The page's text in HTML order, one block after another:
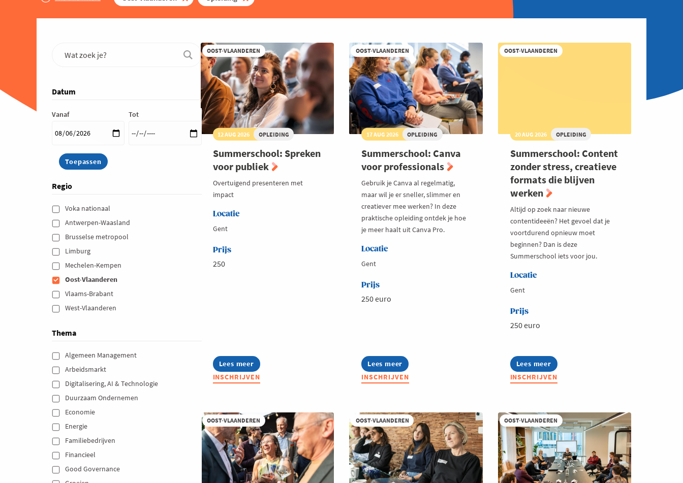
Datum
Vanaf Tot
Regio
Voka nationaal
Antwerpen-Waasland
Brusselse metropool
Limburg
Mechelen-Kempen
Oost-Vlaanderen
Vlaams-Brabant
West-Vlaanderen
Thema
Algemeen Management
Arbeidsmarkt
Digitalisering, AI & Technologie
Duurzaam Ondernemen
Economie
Energie
Familiebedrijven
Financieel
Good Governance
OOST-VLAANDEREN
12 AUG 2026 OPLEIDING
Summerschool: Spreken
voor publiek
Overtuigend presenteren met
impact
Locatie
Gent
Prijs
250
Lees meer
about
Summerschool:
Spreken
INSCHRIJVEN
OOST-VLAANDEREN
17 AUG 2026 OPLEIDING
Summerschool: Canva
voor professionals
Gebruik je Canva al regelmatig,
maar wil je er sneller, slimmer en
creatiever mee werken? In deze
praktische opleiding ontdek je hoe
je meer haalt uit Canva Pro.
Locatie
Gent
Prijs
250 euro
Lees meer
about
Summerschool:
Canva
INSCHRIJVEN
OOST-VLAANDEREN
20 AUG 2026 OPLEIDING
Summerschool: Content
zonder stress, creatieve
formats die blijven
werken
Altijd op zoek naar nieuwe
contentideeën? Het gevoel dat je
voortdurend opnieuw moet
beginnen? Dan is deze
Summerschool iets voor jou.
Locatie
Gent
Prijs
250 euro
Lees meer
about
Summerschool:
Content
formats
die
blijven
werken
INSCHRIJVEN
OOST-VLAANDEREN OOST-VLAANDEREN OOST-VLAANDEREN